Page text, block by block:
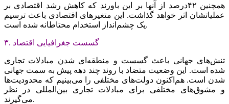
همچنین ۴۲‌درصد از آنها بر این باورند که کاهش رشد اقتصادی بر
عملیاتشان اثر خواهد گذاشت. این متغیرهای اقتصادی باعث ترسیم
یک چشم‌‌‌انداز استخدام محتاطانه شده است.
۳. گسست جغرافیایی اقتصاد
تنش‌‌‌های جهانی باعث گسست و منطقه‌‌‌ای شدن مبادلات تجاری
شده است. این وضعیت متضاد با روند چند دهه پیش به سمت جهانی
شدن است. هم‌‌‌اکنون دولت‌‌‌های مختلفی را می‌‌‌بینیم که محدودیت‌ها
و مشوق‌‌‌های مختلفی برای مبادلات تجاری بین‌المللی در نظر
می‌‌‌گیرند.